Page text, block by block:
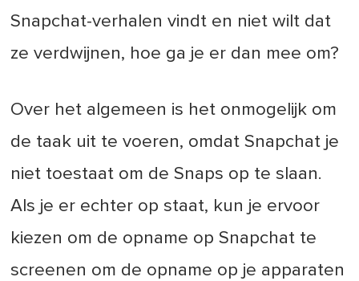
Snapchat-verhalen vindt en niet wilt dat
ze verdwijnen, hoe ga je er dan mee om?
Over het algemeen is het onmogelijk om
de taak uit te voeren, omdat Snapchat je
niet toestaat om de Snaps op te slaan.
Als je er echter op staat, kun je ervoor
kiezen om de opname op Snapchat te
screenen om de opname op je apparaten